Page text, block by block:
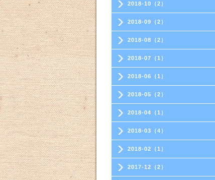
2018-10（2）
2018-09（2）
2018-08（2）
2018-07（1）
2018-06（1）
2018-05（2）
2018-04（1）
2018-03（4）
2018-02（1）
2017-12（2）